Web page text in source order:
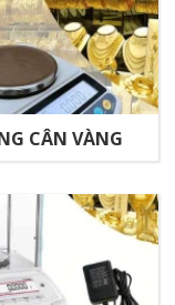
CÂN VÀNG